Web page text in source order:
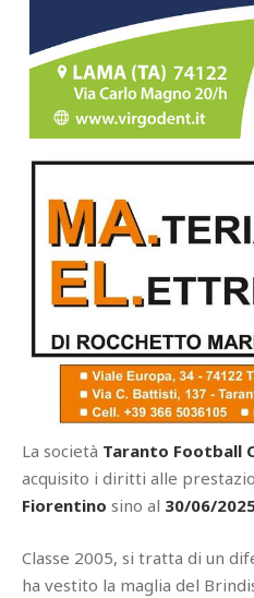
La società Taranto Football
acquisito i diritti alle
Fiorentino sino al 30/06/
Classe 2005, si tratta di un
ha vestito la maglia del